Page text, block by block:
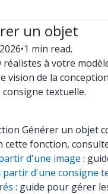
un objet
•1 min read.
à votre
vision de la
textuelle.
Générer un objet
cette fonction,
d'une image :
d'une consigne
: guide pour gérer